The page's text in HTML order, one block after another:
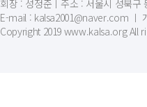
회장 : 성정준ㅣ주소 : 서울시 성북구
E-mail : kalsa2001@naver.com ㅣ
Copyright 2019 www.kalsa.org All